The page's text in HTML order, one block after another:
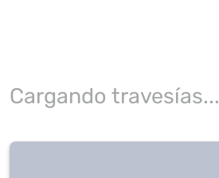
Cargando travesías...